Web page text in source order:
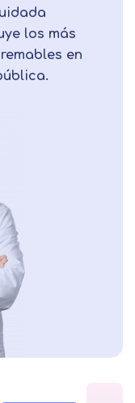
los más
en